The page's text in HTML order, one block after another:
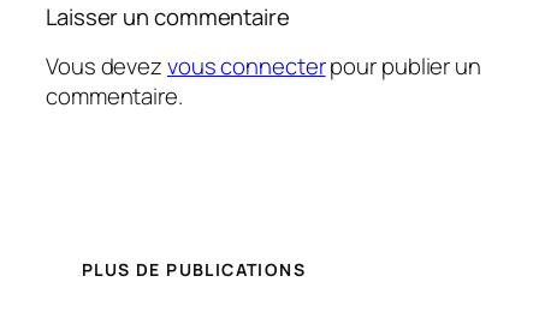
Laisser un commentaire
Vous devezvous connecterpour publier un
commentaire.
PLUS DE PUBLICATIONS